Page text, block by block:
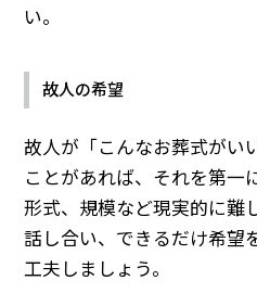
い。
故人の希望
故人が「こんなお葬式がい
ことがあれば、それを第一
形式、規模など現実的に難
話し合い、できるだけ希望
工夫しましょう。